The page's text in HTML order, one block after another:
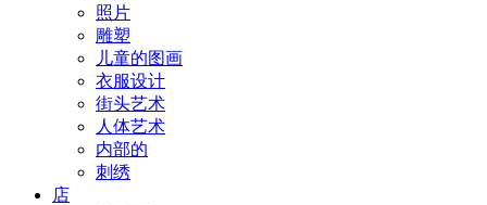
照片
雕塑
儿童的图画
衣服设计
街头艺术
人体艺术
内部的
刺绣
店